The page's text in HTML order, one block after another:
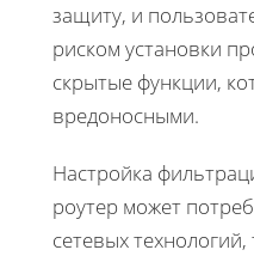
защиту, и
риском установки
скрытые функции,
вредоносными.
Настройка
роутер может
сетевых технологий,